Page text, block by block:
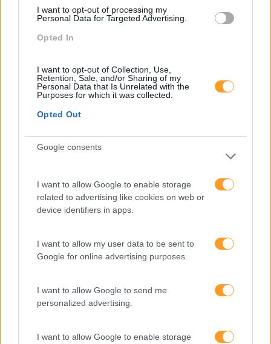
I want to opt-out of processing my
Personal Data for Targeted Advertising.
Opted In
I want to opt-out of Collection, Use,
Retention, Sale, and/or Sharing of my
Personal Data that Is Unrelated with the
Purposes for which it was collected.
Opted Out
Google consents
I want to allow Google to enable storage
related to advertising like cookies on web or
device identifiers in apps.
I want to allow my user data to be sent to
Google for online advertising purposes.
I want to allow Google to send me
personalized advertising.
I want to allow Google to enable storage
LEIA MAIS
TRANSFERÊNCIA DE APRENDIZAGEM
por Rosário Carmona, Human Resources Manager da
quando temos que escrever sobre um tema em concreto,
é saber por onde começar… E partilhar um ponto de
LEIA MAIS